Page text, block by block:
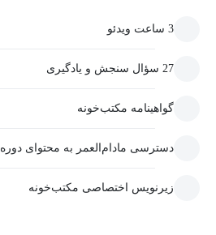
3 ساعت ویدئو
27 سؤال سنجش و یادگیری
گواهینامه مکتب‌خونه
دسترسی مادام‌العمر به محتوای دوره
زیرنویس اختصاصی مکتب‌خونه